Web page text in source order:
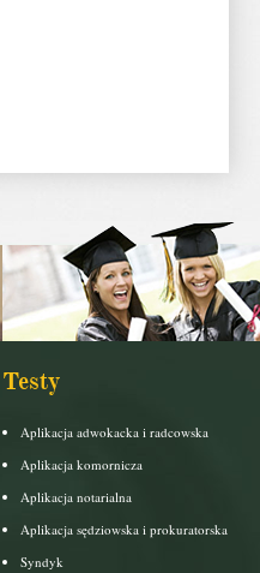
Testy
Aplikacja adwokacka i radcowska
Aplikacja komornicza
Aplikacja notarialna
Aplikacja sędziowska i prokuratorska
Syndyk